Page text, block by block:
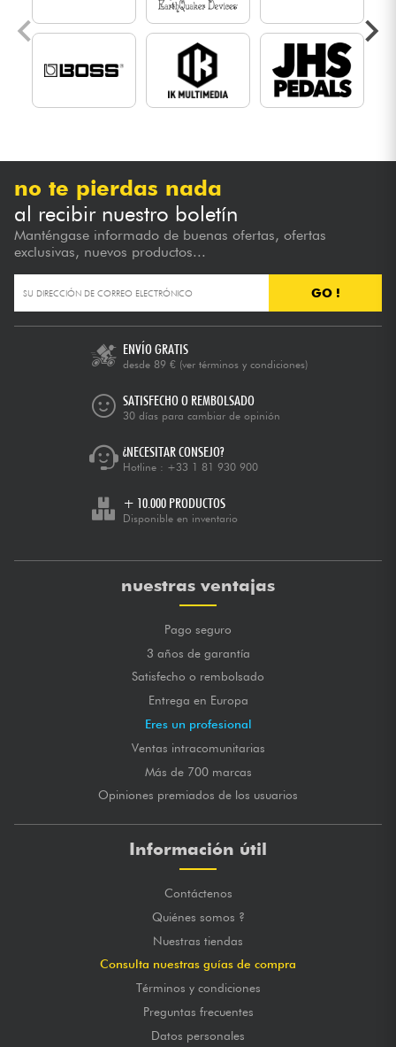
no te pierdas nada
al recibir nuestro boletín
Manténgase informado de buenas ofertas, ofertas
exclusivas, nuevos productos...
GO !
ENVÍO GRATIS
desde 89 € (ver términos y condiciones)
SATISFECHO O REMBOLSADO
30 días para cambiar de opinión
¿NECESITAR CONSEJO?
Hotline : +33 1 81 930 900
+ 10.000 PRODUCTOS
Disponible en inventario
nuestras ventajas
Pago seguro
3 años de garantía
Satisfecho o rembolsado
Entrega en Europa
Eres un profesional
Ventas intracomunitarias
Más de 700 marcas
Opiniones premiados de los usuarios
Información útil
Contáctenos
Quiénes somos ?
Nuestras tiendas
Consulta nuestras guías de compra
Términos y condiciones
Preguntas frecuentes
Datos personales